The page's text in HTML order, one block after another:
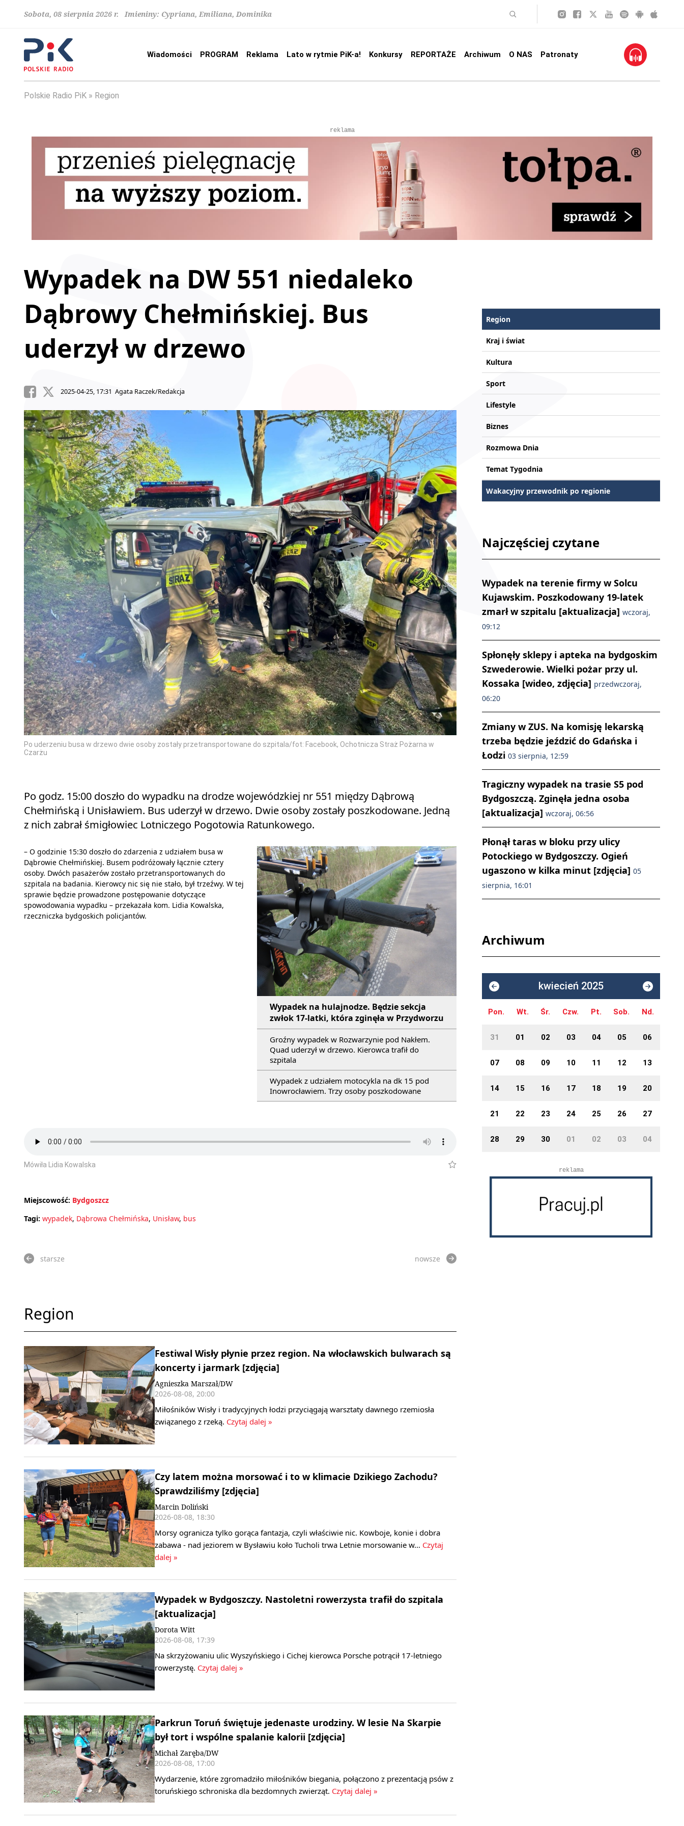
Sobota, 08 sierpnia 2026 r. Imieniny: Cypriana, Emiliana, Dominika
Wiadomości PROGRAM Reklama Lato w rytmie PiK-a! Konkursy REPORTAŻE Archiwum O NAS Patronaty
Polskie Radio PiK Region
reklama
Wypadek na DW 551 niedaleko
Dąbrowy Chełmińskiej. Bus
uderzył w drzewo
2025-04-25, 17:31 Agata Raczek/Redakcja
Po uderzeniu busa w drzewo dwie osoby zostały przetransportowane do szpitala/fot: Facebook, Ochotnicza Straż Pożarna w
Czarżu
Po godz. 15:00 doszło do wypadku na drodze wojewódzkiej nr 551 między Dąbrową
Chełmińską i Unisławiem. Bus uderzył w drzewo. Dwie osoby zostały poszkodowane. Jedną
z nich zabrał śmigłowiec Lotniczego Pogotowia Ratunkowego.
Wypadek na hulajnodze. Będzie sekcja
zwłok 17-latki, która zginęła w Przydworzu
Groźny wypadek w Rozwarzynie pod Nakłem.
Quad uderzył w drzewo. Kierowca trafił do
szpitala
Wypadek z udziałem motocykla na dk 15 pod
Inowrocławiem. Trzy osoby poszkodowane
– O godzinie 15:30 doszło do zdarzenia z udziałem busa w
Dąbrowie Chełmińskiej. Busem podróżowały łącznie cztery
osoby. Dwóch pasażerów zostało przetransportowanych do
szpitala na badania. Kierowcy nic się nie stało, był trzeźwy. W tej
sprawie będzie prowadzone postępowanie dotyczące
spowodowania wypadku – przekazała kom. Lidia Kowalska,
rzeczniczka bydgoskich policjantów.
Mówiła Lidia Kowalska
Miejscowość: Bydgoszcz
Tagi: wypadek, Dąbrowa Chełmińska, Unisław, bus
starsze nowsze
Region
Festiwal Wisły płynie przez region. Na włocławskich bulwarach są
koncerty i jarmark [zdjęcia]
Agnieszka Marszał/DW
2026-08-08, 20:00
Miłośników Wisły i tradycyjnych łodzi przyciągają warsztaty dawnego rzemiosła
związanego z rzeką. Czytaj dalej »
Czy latem można morsować i to w klimacie Dzikiego Zachodu?
Sprawdziliśmy [zdjęcia]
Marcin Doliński
2026-08-08, 18:30
Morsy ogranicza tylko gorąca fantazja, czyli właściwie nic. Kowboje, konie i dobra
zabawa - nad jeziorem w Bysławiu koło Tucholi trwa Letnie morsowanie w… Czytaj
dalej »
Wypadek w Bydgoszczy. Nastoletni rowerzysta trafił do szpitala
[aktualizacja]
Dorota Witt
2026-08-08, 17:39
Na skrzyżowaniu ulic Wyszyńskiego i Cichej kierowca Porsche potrącił 17-letniego
rowerzystę. Czytaj dalej »
Parkrun Toruń świętuje jedenaste urodziny. W lesie Na Skarpie
był tort i wspólne spalanie kalorii [zdjęcia]
Michał Zaręba/DW
2026-08-08, 17:00
Wydarzenie, które zgromadziło miłośników biegania, połączono z prezentacją psów z
toruńskiego schroniska dla bezdomnych zwierząt. Czytaj dalej »
Region
Kraj i świat
Kultura
Sport
Lifestyle
Biznes
Rozmowa Dnia
Temat Tygodnia
Wakacyjny przewodnik po regionie
Najczęściej czytane
Wypadek na terenie firmy w Solcu
Kujawskim. Poszkodowany 19-latek
zmarł w szpitalu [aktualizacja] wczoraj,
09:12
Spłonęły sklepy i apteka na bydgoskim
Szwederowie. Wielki pożar przy ul.
Kossaka [wideo, zdjęcia] przedwczoraj,
06:20
Zmiany w ZUS. Na komisję lekarską
trzeba będzie jeździć do Gdańska i
Łodzi 03 sierpnia, 12:59
Tragiczny wypadek na trasie S5 pod
Bydgoszczą. Zginęła jedna osoba
[aktualizacja] wczoraj, 06:56
Płonął taras w bloku przy ulicy
Potockiego w Bydgoszczy. Ogień
ugaszono w kilka minut [zdjęcia] 05
sierpnia, 16:01
Archiwum
kwiecień 2025
Pon. Wt. Śr. Czw. Pt. Sob. Nd.
31 01 02 03 04 05 06
07 08 09 10 11 12 13
14 15 16 17 18 19 20
21 22 23 24 25 26 27
28 29 30 01 02 03 04
reklama